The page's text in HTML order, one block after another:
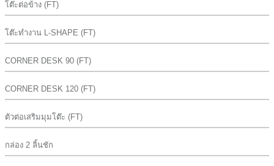
โต๊ะต่อข้าง (FT)
โต๊ะทำงาน L-SHAPE (FT)
CORNER DESK 90 (FT)
CORNER DESK 120 (FT)
ตัวต่อเสริมมุมโต๊ะ (FT)
กล่อง 2 ลิ้นชัก